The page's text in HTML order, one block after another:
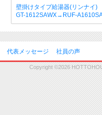
壁掛けタイプ給湯器(リンナイ)
GT-1612SAWX→RUF-
代表メッセージ 社員の声
Copyright ©2026